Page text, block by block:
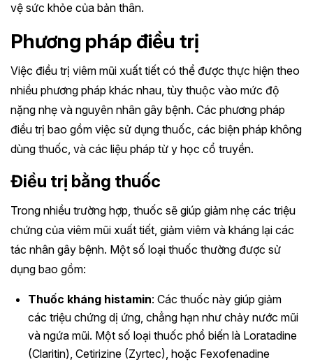
vệ sức khỏe của bản thân.
Phương pháp điều trị
Việc điều trị viêm mũi xuất tiết có thể được thực hiện theo
nhiều phương pháp khác nhau, tùy thuộc vào mức độ
nặng nhẹ và nguyên nhân gây bệnh. Các phương pháp
điều trị bao gồm việc sử dụng thuốc, các biện pháp không
dùng thuốc, và các liệu pháp từ y học cổ truyền.
Điều trị bằng thuốc
Trong nhiều trường hợp, thuốc sẽ giúp giảm nhẹ các triệu
chứng của viêm mũi xuất tiết, giảm viêm và kháng lại các
tác nhân gây bệnh. Một số loại thuốc thường được sử
dụng bao gồm:
Thuốc kháng histamin: Các thuốc này giúp giảm
các triệu chứng dị ứng, chẳng hạn như chảy nước mũi
và ngứa mũi. Một số loại thuốc phổ biến là Loratadine
(Claritin), Cetirizine (Zyrtec), hoặc Fexofenadine